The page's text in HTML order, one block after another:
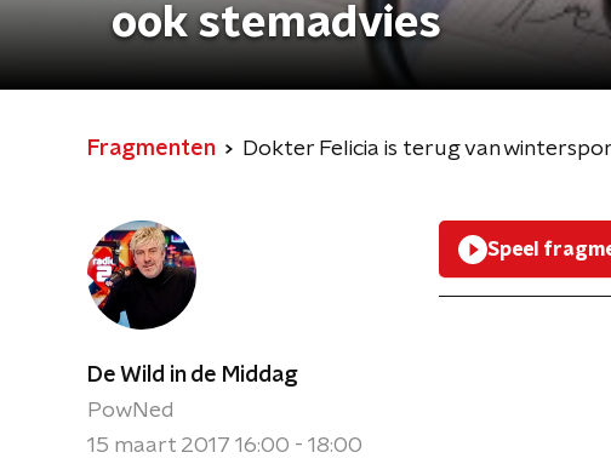
ook stemadvies
Fragmenten Dokter Felicia is terug van
De Wild in de Middag
PowNed
15 maart 2017 16:00 - 18:00
Speel